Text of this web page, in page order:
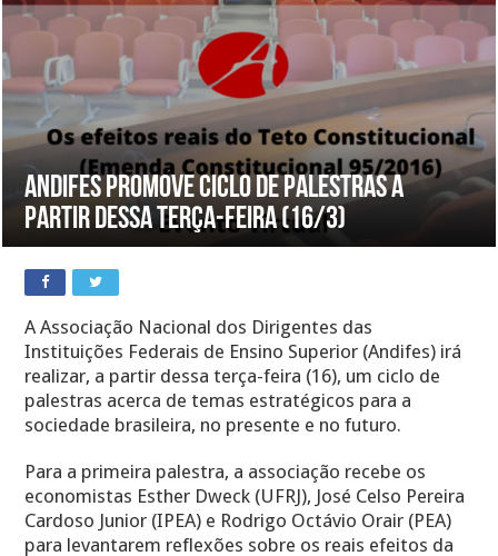
Andifes promove ciclo de palestras a
partir dessa terça-feira (16/3)
A Associação Nacional dos Dirigentes das
Instituições Federais de Ensino Superior (Andifes) irá
realizar, a partir dessa terça-feira (16), um ciclo de
palestras acerca de temas estratégicos para a
sociedade brasileira, no presente e no futuro.
Para a primeira palestra, a associação recebe os
economistas Esther Dweck (UFRJ), José Celso Pereira
Cardoso Junior (IPEA) e Rodrigo Octávio Orair (PEA)
para levantarem reflexões sobre os reais efeitos da